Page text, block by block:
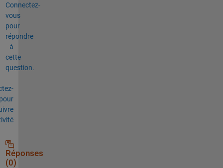
Connectez-
vous
pour
répondre
à
cette
question.
Réponses
(0)